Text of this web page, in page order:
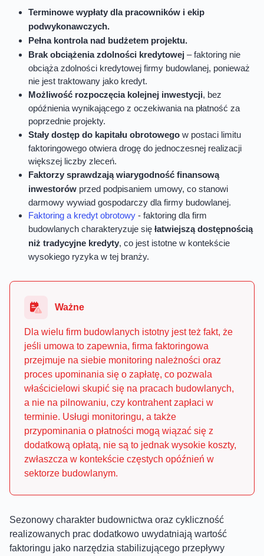
Terminowe wypłaty dla pracowników i ekip
podwykonawczych.
Pełna kontrola nad budżetem projektu.
Brak obciążenia zdolności kredytowej – faktoring nie
obciąża zdolności kredytowej firmy budowlanej, ponieważ
nie jest traktowany jako kredyt.
Możliwość rozpoczęcia kolejnej inwestycji, bez
opóźnienia wynikającego z oczekiwania na płatność za
poprzednie projekty.
Stały dostęp do kapitału obrotowego w postaci limitu
faktoringowego otwiera drogę do jednoczesnej realizacji
większej liczby zleceń.
Faktorzy sprawdzają wiarygodność finansową
inwestorów przed podpisaniem umowy, co stanowi
darmowy wywiad gospodarczy dla firmy budowlanej.
Faktoring a kredyt obrotowy - faktoring dla firm
budowlanych charakteryzuje się łatwiejszą dostępnością
niż tradycyjne kredyty, co jest istotne w kontekście
wysokiego ryzyka w tej branży.
Ważne
Dla wielu firm budowlanych istotny jest też fakt, że
jeśli umowa to zapewnia, firma faktoringowa
przejmuje na siebie monitoring należności oraz
proces upominania się o zapłatę, co pozwala
właścicielowi skupić się na pracach budowlanych,
a nie na pilnowaniu, czy kontrahent zapłaci w
terminie. Usługi monitoringu, a także
przypominania o płatności mogą wiązać się z
dodatkową opłatą, nie są to jednak wysokie koszty,
zwłaszcza w kontekście częstych opóźnień w
sektorze budowlanym.
Sezonowy charakter budownictwa oraz cykliczność
realizowanych prac dodatkowo uwydatniają wartość
faktoringu jako narzędzia stabilizującego przepływy